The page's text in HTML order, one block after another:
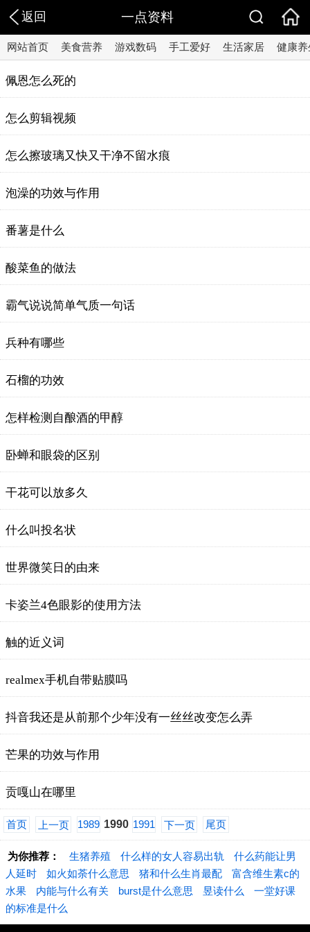
返回 一点资料
网站首页 美食营养 游戏数码 手工爱好 生活家居 健康养
佩恩怎么死的
怎么剪辑视频
怎么擦玻璃又快又干净不留水痕
泡澡的功效与作用
番薯是什么
酸菜鱼的做法
霸气说说简单气质一句话
兵种有哪些
石榴的功效
怎样检测自酿酒的甲醇
卧蝉和眼袋的区别
干花可以放多久
什么叫投名状
世界微笑日的由来
卡姿兰4色眼影的使用方法
触的近义词
realmex手机自带贴膜吗
抖音我还是从前那个少年没有一丝丝改变怎么弄
芒果的功效与作用
贡嘎山在哪里
首页 上一页 1989 1990 1991 下一页 尾页
为你推荐： 生猪养殖 什么样的女人容易出轨
什么药能让男
人延时
如火如荼什么意思 猪和什么生肖最配
富含维生素c的
水果
内能与什么有关 burst是什么意思 昱读什么
一堂好课
的标准是什么